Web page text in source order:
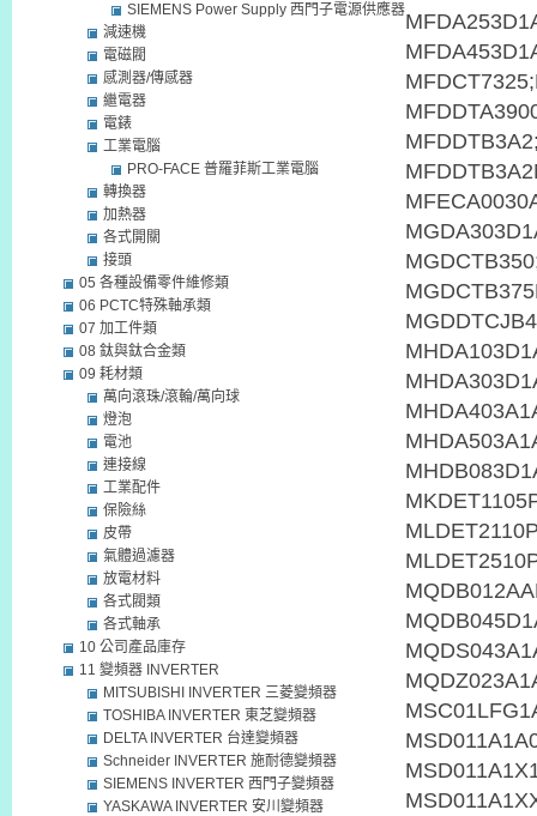
SIEMENS Power Supply 西門子電源供應器
減速機
電磁閥
感測器/傳感器
繼電器
電錶
工業電腦
PRO-FACE 普羅菲斯工業電腦
轉換器
加熱器
各式開關
接頭
05 各種設備零件維修類
06 PCTC特殊軸承類
07 加工件類
08 鈦與鈦合金類
09 耗材類
萬向滾珠/滾輪/萬向球
燈泡
電池
連接線
工業配件
保險絲
皮帶
氣體過濾器
放電材料
各式閥類
各式軸承
10 公司產品庫存
11 變頻器 INVERTER
MITSUBISHI INVERTER 三菱變頻器
TOSHIBA INVERTER 東芝變頻器
DELTA INVERTER 台達變頻器
Schneider INVERTER 施耐德變頻器
SIEMENS INVERTER 西門子變頻器
YASKAWA INVERTER 安川變頻器